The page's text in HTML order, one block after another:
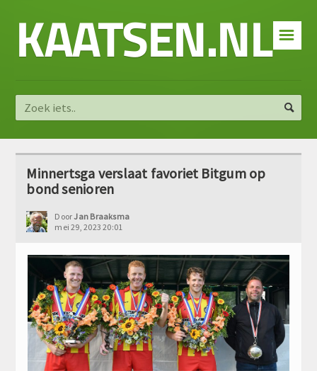
☰
KAATSEN.NL
Minnertsga verslaat favoriet Bitgum op
bond senioren
DoorJan Braaksma
mei 29, 2023 20:01